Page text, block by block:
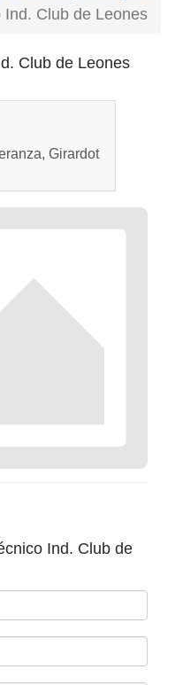
Club de Leones
Club de Leones
Girardot
Ind. Club de